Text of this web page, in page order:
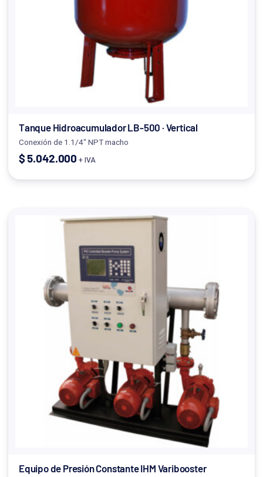
Tanque Hidroacumulador LB-500 · Vertical
Conexión de 1.1/4" NPT macho
$5.042.000 + IVA
Equipo de Presión Constante IHM Varibooster